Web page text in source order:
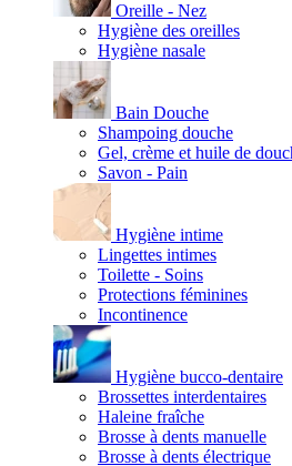
Oreille - Nez
Hygiène des oreilles
Hygiène nasale
Bain Douche
Shampoing douche
Gel, crème et huile de
Savon - Pain
Hygiène intime
Lingettes intimes
Toilette - Soins
Protections féminines
Incontinence
Hygiène bucco-dentaire
Brossettes interdentaires
Haleine fraîche
Brosse à dents manuelle
Brosse à dents électrique